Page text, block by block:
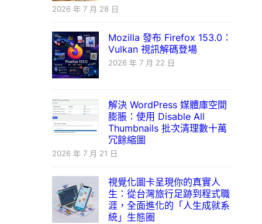
2026 年 7 月 28 日
Mozilla 發布 Firefox 153.0：
Vulkan 視訊解碼登場
2026 年 7 月 22 日
解決 WordPress 媒體庫空間
膨脹：使用 Disable All
Thumbnails 批次清理數十萬
冗餘縮圖
2026 年 7 月 21 日
視覺化圖卡呈現你的真實人
生：從台灣旅行足跡到程式職
涯，全面進化的「人生成就系
統」生態圈